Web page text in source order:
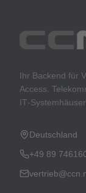
Ihr Backend für
Access.
Deutschland
+49 89